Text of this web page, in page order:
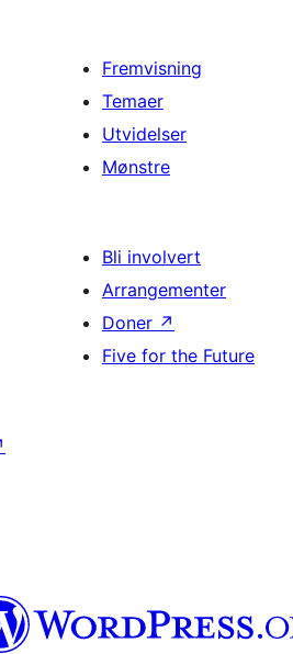
Fremvisning
Temaer
Utvidelser
Mønstre
Bli involvert
Arrangementer
Doner ↗
Five for the Future